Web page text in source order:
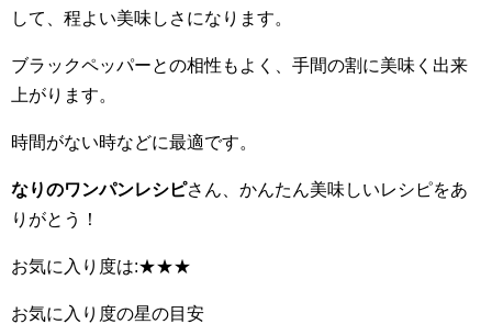
して、程よい美味しさになります。
ブラックペッパーとの相性もよく、手間の割に美味く出来
上がります。
時間がない時などに最適です。
なりのワンパンレシピさん、かんたん美味しいレシピをあ
りがとう！
お気に入り度は:★★★
お気に入り度の星の目安